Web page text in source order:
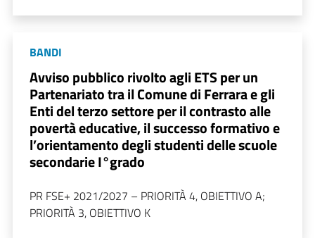
BANDI
Avviso pubblico rivolto agli ETS per un
Partenariato tra il Comune di Ferrara e gli
Enti del terzo settore per il contrasto alle
povertà educative, il successo formativo e
l’orientamento degli studenti delle scuole
secondarie I°grado
PR FSE+ 2021/2027 – PRIORITÀ 4, OBIETTIVO A;
PRIORITÀ 3, OBIETTIVO K